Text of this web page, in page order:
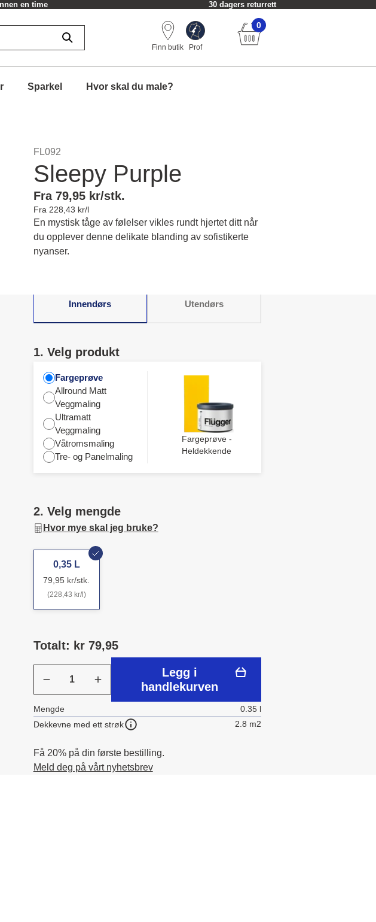
en time 30 dagers returrett
Finn butik Prof
0
Sparkel Hvor skal du male?
FL092
Sleepy Purple
Fra 79,95 kr/stk.
Fra 228,43 kr/l
En mystisk tåge av følelser vikles rundt hjertet ditt når
du opplever denne delikate blanding av sofistikerte
nyanser.
Innendørs Utendørs
1. Velg produkt
Fargeprøve
Allround Matt
Veggmaling
Ultramatt
Veggmaling
Våtromsmaling
Tre- og Panelmaling
Fargeprøve -
Heldekkende
2. Velg mengde
Hvor mye skal jeg bruke?
0,35 L
79,95 kr/stk.
(228,43 kr/l)
Totalt: kr 79,95
Legg i
handlekurven
Mengde
0.35 l
Dekkevne med ett strøk
2.8 m2
Få 20% på din første bestilling.
Meld deg på vårt nyhetsbrev